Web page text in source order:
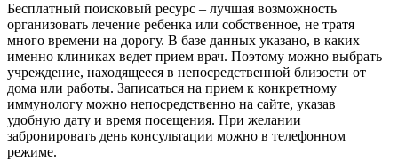
Бесплатный поисковый ресурс – лучшая возможность
организовать лечение ребенка или собственное, не тратя
много времени на дорогу. В базе данных указано, в каких
именно клиниках ведет прием врач. Поэтому можно выбрать
учреждение, находящееся в непосредственной близости от
дома или работы. Записаться на прием к конкретному
иммунологу можно непосредственно на сайте, указав
удобную дату и время посещения. При желании
забронировать день консультации можно в телефонном
режиме.